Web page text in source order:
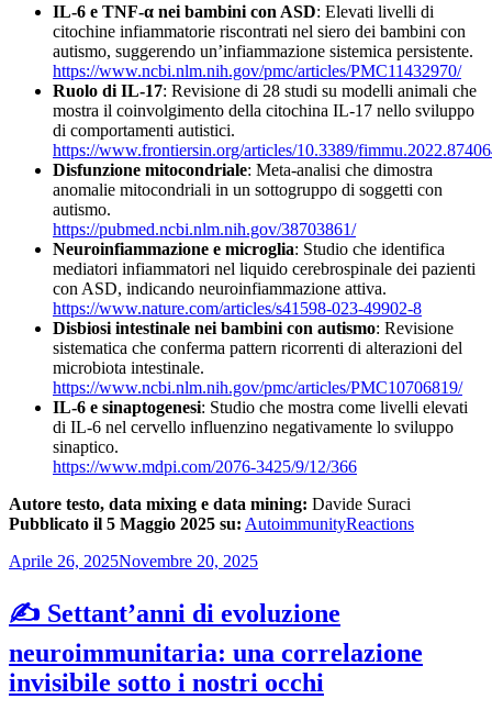
IL-6 e TNF-α nei bambini con ASD: Elevati livelli di
citochine infiammatorie riscontrati nel siero dei bambini con
autismo, suggerendo un’infiammazione sistemica persistente.
https://www.ncbi.nlm.nih.gov/pmc/articles/PMC11432970/
Ruolo di IL-17: Revisione di 28 studi su modelli animali che
mostra il coinvolgimento della citochina IL-17 nello sviluppo
di comportamenti autistici.
https://www.frontiersin.org/articles/10.3389/
Disfunzione mitocondriale: Meta-analisi che dimostra
anomalie mitocondriali in un sottogruppo di soggetti con
autismo.
https://pubmed.ncbi.nlm.nih.gov/38703861/
Neuroinfiammazione e microglia: Studio che identifica
mediatori infiammatori nel liquido cerebrospinale dei pazienti
con ASD, indicando neuroinfiammazione attiva.
https://www.nature.com/articles/s41598-023-49902-8
Disbiosi intestinale nei bambini con autismo: Revisione
sistematica che conferma pattern ricorrenti di alterazioni del
microbiota intestinale.
https://www.ncbi.nlm.nih.gov/pmc/articles/PMC10706819/
IL-6 e sinaptogenesi: Studio che mostra come livelli elevati
di IL-6 nel cervello influenzino negativamente lo sviluppo
sinaptico.
https://www.mdpi.com/2076-3425/9/12/366
Autore testo, data mixing e data mining: Davide Suraci
Pubblicato il 5 Maggio 2025 su: AutoimmunityReactions
Pubblicato
Aprile 26, 2025Novembre 20, 2025
✍️ Settant’anni di evoluzione
neuroimmunitaria: una correlazione
invisibile sotto i nostri occhi